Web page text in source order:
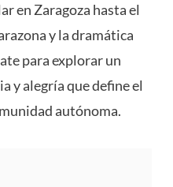
en Zaragoza hasta el
y la dramática
para explorar un
y alegría que define el
autónoma.